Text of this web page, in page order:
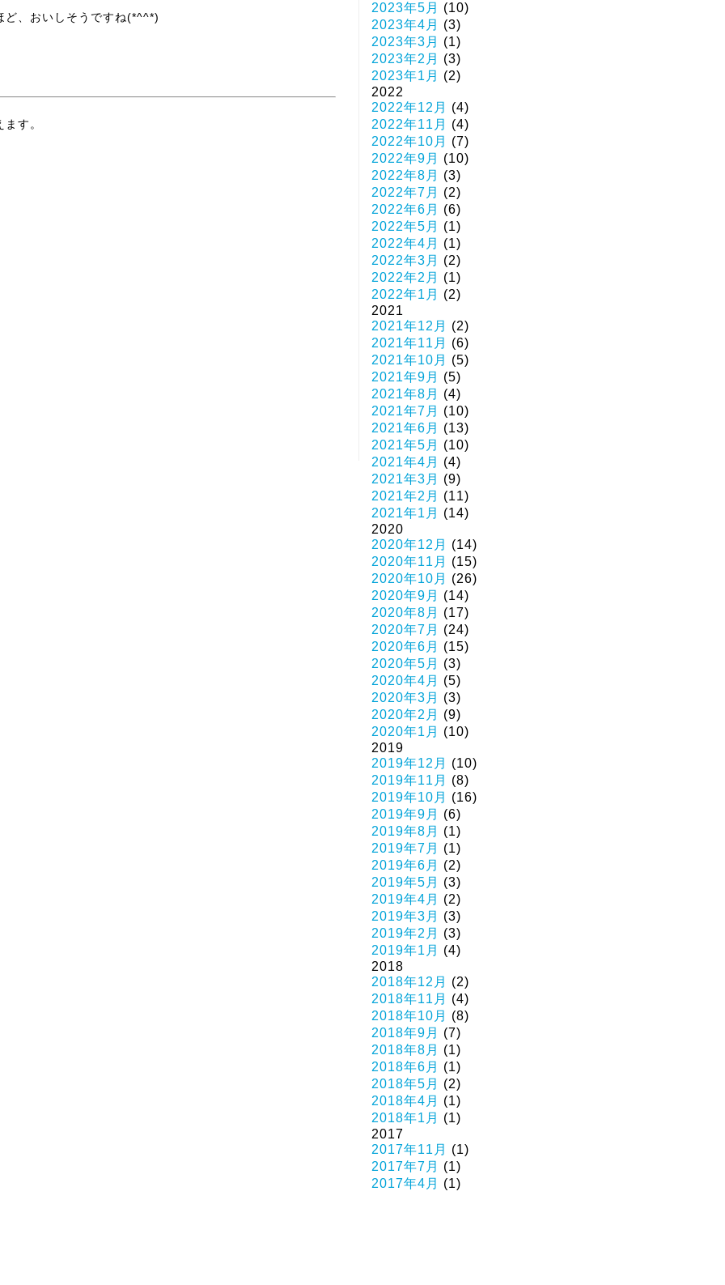
ど、おいしそうですね(*^^*)
す。
2023年5月
(10)
2023年4月
(3)
2023年3月
(1)
2023年2月
(3)
2023年1月
(2)
2022
2022年12月
(4)
2022年11月
(4)
2022年10月
(7)
2022年9月
(10)
2022年8月
(3)
2022年7月
(2)
2022年6月
(6)
2022年5月
(1)
2022年4月
(1)
2022年3月
(2)
2022年2月
(1)
2022年1月
(2)
2021
2021年12月
(2)
2021年11月
(6)
2021年10月
(5)
2021年9月
(5)
2021年8月
(4)
2021年7月
(10)
2021年6月
(13)
2021年5月
(10)
2021年4月
(4)
2021年3月
(9)
2021年2月
(11)
2021年1月
(14)
2020
2020年12月
(14)
2020年11月
(15)
2020年10月
(26)
2020年9月
(14)
2020年8月
(17)
2020年7月
(24)
2020年6月
(15)
2020年5月
(3)
2020年4月
(5)
2020年3月
(3)
2020年2月
(9)
2020年1月
(10)
2019
2019年12月
(10)
2019年11月
(8)
2019年10月
(16)
2019年9月
(6)
2019年8月
(1)
2019年7月
(1)
2019年6月
(2)
2019年5月
(3)
2019年4月
(2)
2019年3月
(3)
2019年2月
(3)
2019年1月
(4)
2018
2018年12月
(2)
2018年11月
(4)
2018年10月
(8)
2018年9月
(7)
2018年8月
(1)
2018年6月
(1)
2018年5月
(2)
2018年4月
(1)
2018年1月
(1)
2017
2017年11月
(1)
2017年7月
(1)
2017年4月
(1)